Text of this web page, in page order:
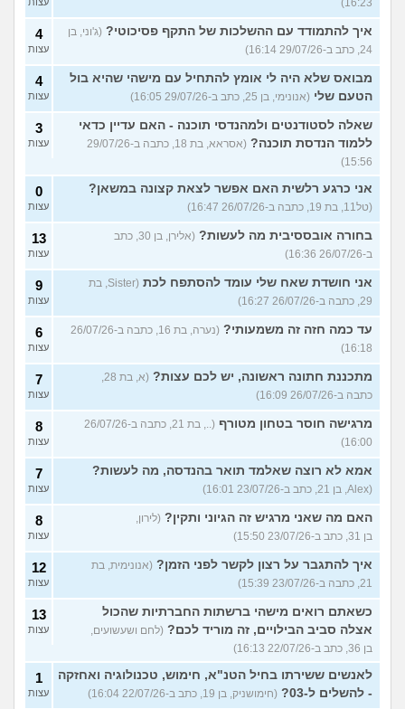
איך להתמודד עם ההשלכות של התקף פסיכוטי? (ג'וני, בן
24, כתב ב-29/07/26 16:14)
4
עצות
מבואס שלא היה לי אומץ להתחיל עם מישהי שהיא בול
הטעם שלי (אנונימי, בן 25, כתב ב-29/07/26 16:05)
4
עצות
שאלה לסטודנטים ולמהנדסי תוכנה - האם עדיין כדאי
ללמוד הנדסת תוכנה?
(אסראא, בת 18, כתבה ב-29/07/26
15:56)
3
עצות
אני כרגע רלשית האם אפשר לצאת קצונה במשאן?
(טל11, בת 19, כתבה ב-26/07/26 16:47)
0
עצות
בחורה אובססיבית מה לעשות?
(אלירן, בן 30, כתב
ב-26/07/26 16:36)
13
עצות
אני חושדת שאח שלי עומד להסתפח לכת
(Sister, בת
29, כתבה ב-26/07/26 16:27)
9
עצות
עד כמה חזה זה משמעותי?
(נערה, בת 16, כתבה ב-26/07/26
16:18)
6
עצות
מתכננת חתונה ראשונה, יש לכם עצות?
כתבה ב-26/07/26 16:09)
7
עצות
מרגישה חוסר בטחון מטורף
(.., בת 21, כתבה ב-26/07/26
16:00)
8
עצות
אמא לא רוצה שאלמד תואר בהנדסה, מה לעשות?
(Alex, בן 21, כתב ב-23/07/26 16:01)
7
עצות
האם מה שאני מרגיש זה הגיוני ותקין? (לירון,
בן 31, כתב ב-23/07/26 15:50)
8
עצות
איך להתגבר על רצון לקשר לפני הזמן? (אנונימית, בת
21, כתבה ב-23/07/26 15:39)
12
עצות
כשאתם רואים מישהי ברשתות החברתיות שהכול
אצלה סביב הבילויים, זה מוריד לכם? (לחם ושעשועים,
בן 36, כתב ב-22/07/26 16:13)
13
עצות
לאנשים ששירתו בחיל הטנ"א, חימוש, טכנולוגיה ואחזקה
- להשלים ל-03?
(חימושניק, בן 19, כתב ב-22/07/26 16:04)
1
עצות